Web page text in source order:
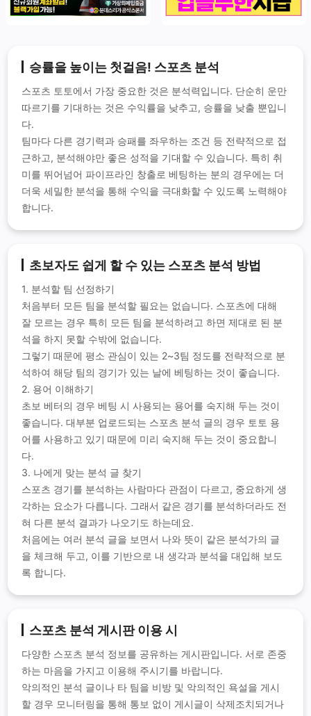
승률을 높이는 첫걸음! 스포츠 분석
스포츠 토토에서 가장 중요한 것은 분석력입니다. 단순히 운만
따르기를 기대하는 것은 수익률을 낮추고, 승률을 낮출 뿐입니
다.
팀마다 다른 경기력과 승패를 좌우하는 조건 등 전략적으로 접
근하고, 분석해야만 좋은 성적을 기대할 수 있습니다. 특히 취
미를 뛰어넘어 파이프라인 창출로 베팅하는 분의 경우에는 더
더욱 세밀한 분석을 통해 수익을 극대화할 수 있도록 노력해야
합니다.
초보자도 쉽게 할 수 있는 스포츠 분석 방법
1. 분석할 팀 선정하기
처음부터 모든 팀을 분석할 필요는 없습니다. 스포츠에 대해
잘 모르는 경우 특히 모든 팀을 분석하려고 하면 제대로 된 분
석을 하지 못할 수밖에 없습니다.
그렇기 때문에 평소 관심이 있는 2~3팀 정도를 전략적으로 분
석하여 해당 팀의 경기가 있는 날에 베팅하는 것이 좋습니다.
2. 용어 이해하기
초보 베터의 경우 베팅 시 사용되는 용어를 숙지해 두는 것이
좋습니다. 대부분 업로드되는 스포츠 분석 글의 경우 토토 용
어를 사용하고 있기 때문에 미리 숙지해 두는 것이 중요합니
다.
3. 나에게 맞는 분석 글 찾기
스포츠 경기를 분석하는 사람마다 관점이 다르고, 중요하게 생
각하는 요소가 다릅니다. 그래서 같은 경기를 분석하더라도 전
혀 다른 분석 결과가 나오기도 하는데요.
처음에는 여러 분석 글을 보면서 나와 뜻이 같은 분석가의 글
을 체크해 두고, 이를 기반으로 내 생각과 분석을 대입해 보도
록 합니다.
스포츠 분석 게시판 이용 시
다양한 스포츠 분석 정보를 공유하는 게시판입니다. 서로 존중
하는 마음을 가지고 이용해 주시기를 바랍니다.
악의적인 분석 글이나 타 팀을 비방 및 악의적인 욕설을 게시
할 경우 모니터링을 통해 통보 없이 게시글이 삭제조치되거나